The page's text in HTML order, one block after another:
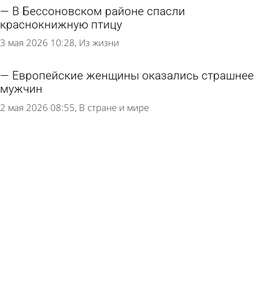
В Бессоновском районе спасли
краснокнижную птицу
3 мая 2026 10:28 Из жизни
Европейские женщины оказались страшнее
мужчин
2 мая 2026 08:55 В стране и мире